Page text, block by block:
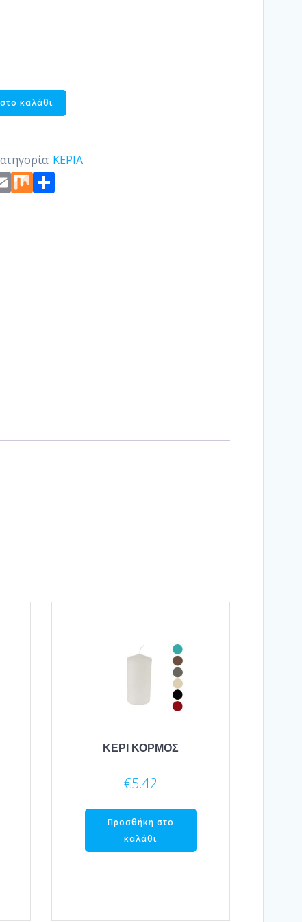
καλάθι
ΚΕΡΙΑ
Email
MixΜοιραστείτε
ΚΕΡΙ ΚΟΡΜΟΣ
€5.42
Προσθήκη στο
καλάθι